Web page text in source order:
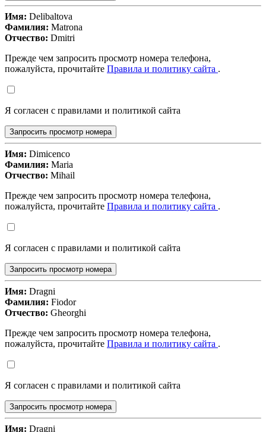
Имя: Delibaltova
Фамилия: Matrona
Отчество: Dmitri
Прежде чем запросить просмотр номера телефона,
пожалуйста, прочитайте Правила и политику сайта .
Я согласен с правилами и политикой сайта
Запросить просмотр номера
Имя: Dimicenco
Фамилия: Maria
Отчество: Mihail
Прежде чем запросить просмотр номера телефона,
пожалуйста, прочитайте Правила и политику сайта .
Я согласен с правилами и политикой сайта
Запросить просмотр номера
Имя: Dragni
Фамилия: Fiodor
Отчество: Gheorghi
Прежде чем запросить просмотр номера телефона,
пожалуйста, прочитайте Правила и политику сайта .
Я согласен с правилами и политикой сайта
Запросить просмотр номера
Имя: Dragni